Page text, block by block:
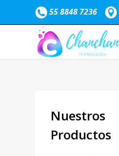
55 8848 7236
Nuestros
Productos